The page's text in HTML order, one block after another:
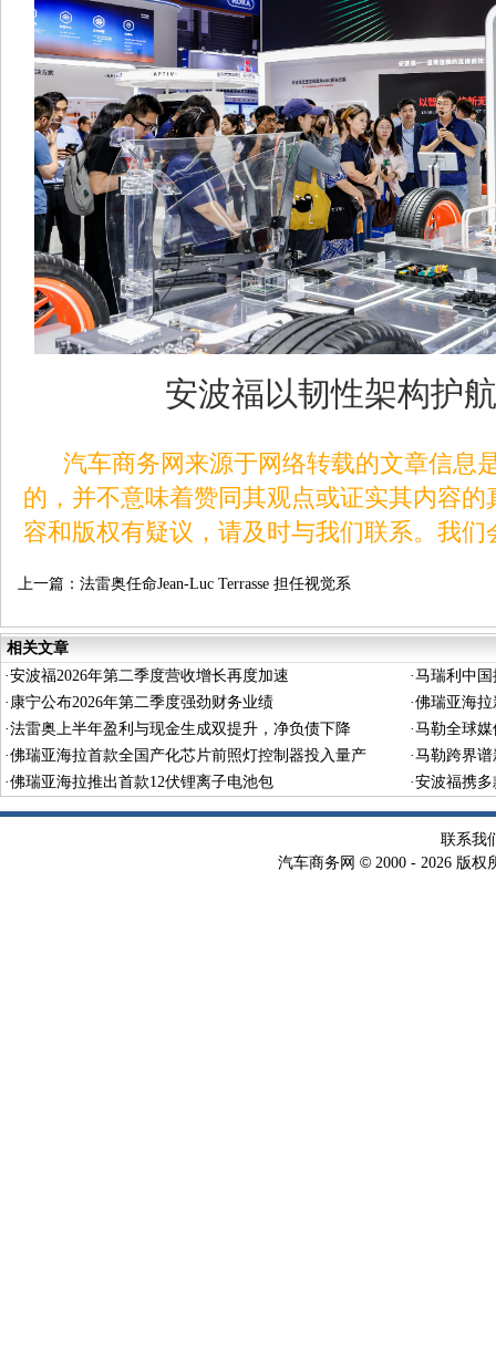
安波福以韧性架构护
汽车商务网来源于网络转载的文章信息
的，并不意味着赞同其观点或证实其内容
容和版权有疑议，请及时与我们联系。我
上一篇： 法雷奥任命Jean-Luc Terrasse 担任视觉系
相关文章
·安波福2026年第二季度营收增长再度加速 ·马瑞利中
· 康宁公布2026年第二季度强劲财务业绩 ·佛瑞亚海
·法雷奥上半年盈利与现金生成双提升，净负债下降 ·马勒全球
·佛瑞亚海拉首款全国产化芯片前照灯控制器投入量产 ·马勒跨界
·佛瑞亚海拉推出首款12伏锂离子电池包 ·安波福携
联系我
汽车商务网 © 2000 - 2026 版权